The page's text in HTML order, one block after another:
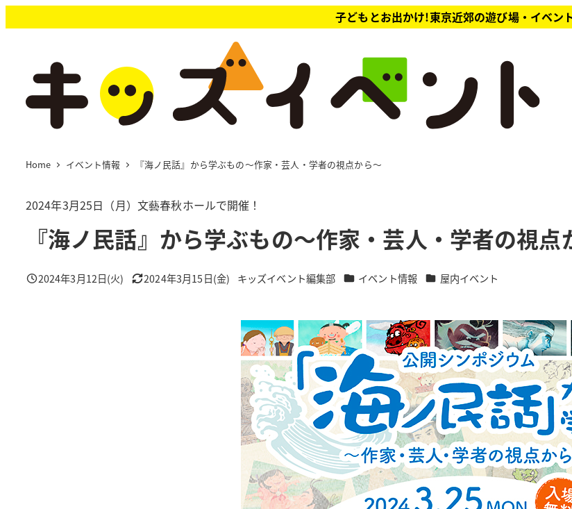
イ
子どもとお出かけ!東京近郊の遊び場・イベン
Home イベント情報 『海ノ民話』から学ぶもの～作家・芸人・学者の視点から～
2024年3月25日（月）文藝春秋ホールで開催！
『海ノ民話』から学ぶもの～作家・芸人・学者の視点
投稿日
2024年3月12日(火) 更新日
2024年3月15日(金)
著
キッズイベント編集部 カテゴリー
イベント情報 カテゴリー
屋内イベント